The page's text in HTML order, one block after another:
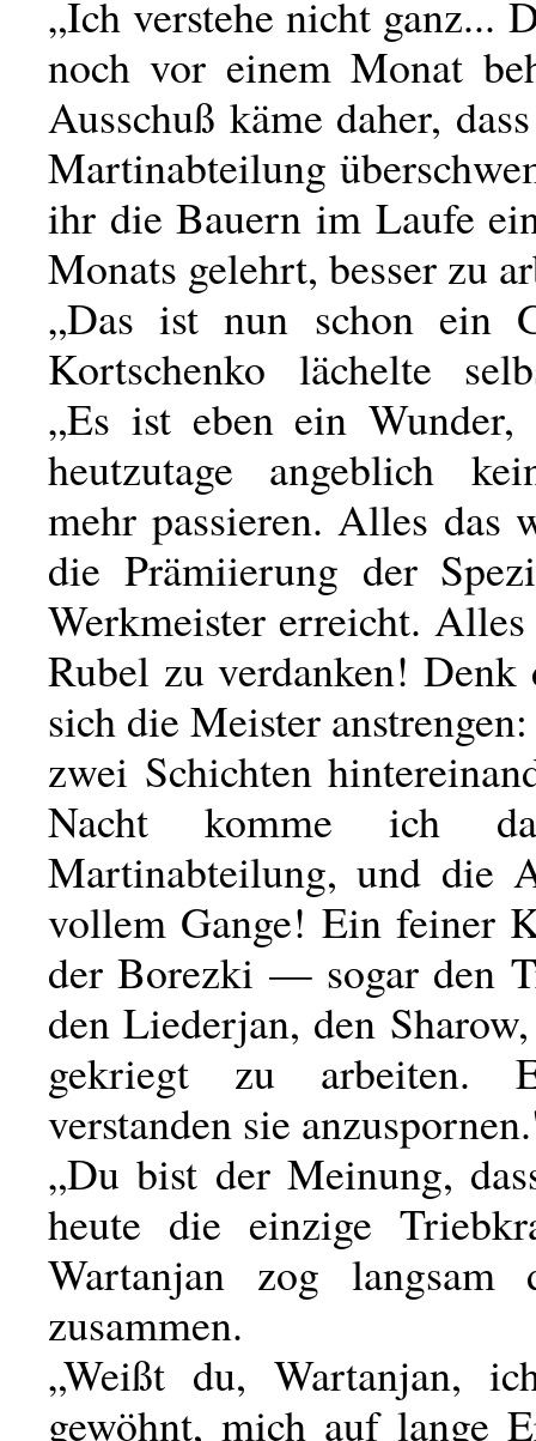
„Ich verstehe nicht ganz...
noch vor einem Monat
Ausschuß käme daher,
Martinabteilung
ihr die Bauern im Laufe
Monats gelehrt, besser zu
„Das ist nun schon ein
Kortschenko lächelte
„Es ist eben ein
heutzutage angeblich
mehr passieren. Alles das
die Prämiierung der
Werkmeister erreicht.
Rubel zu verdanken!
sich die Meister
zwei Schichten
Nacht komme ich
Martinabteilung, und die
vollem Gange! Ein feiner
der Borezki — sogar den
den Liederjan, den
gekriegt zu arbeiten.
verstanden sie
„Du bist der Meinung,
heute die einzige
Wartanjan zog langsam
zusammen.
„Weißt du, Wartanjan,
gewöhnt, mich auf lange